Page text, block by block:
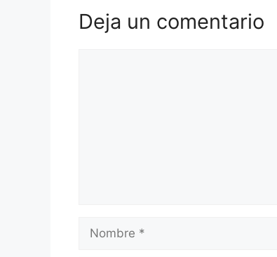
Deja un comentario